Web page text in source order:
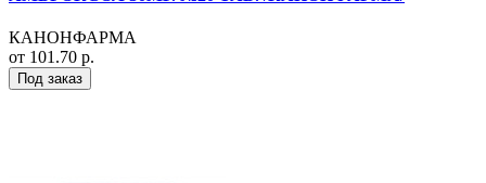
КАНОНФАРМА
от 101.70 р.
Под заказ